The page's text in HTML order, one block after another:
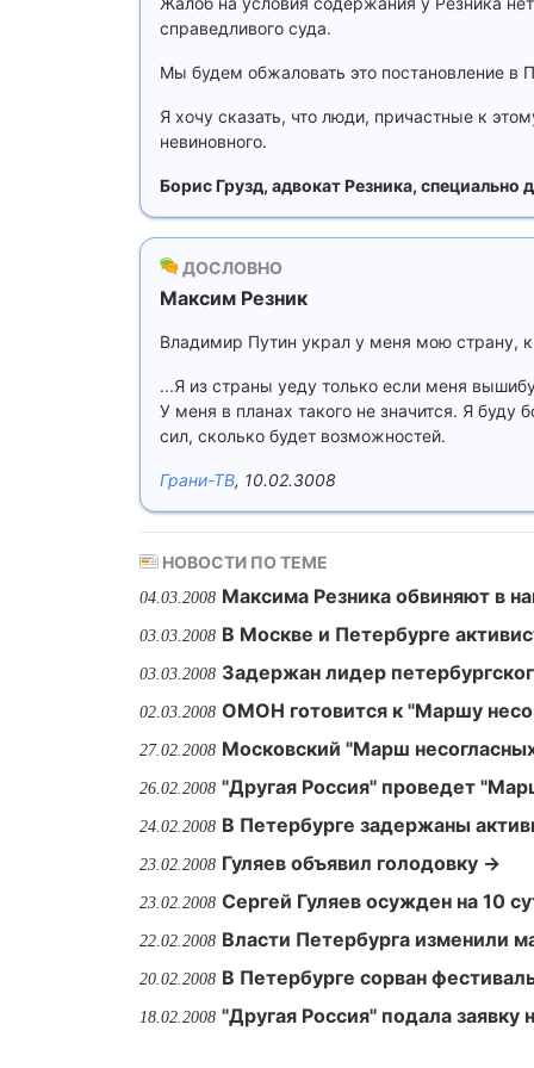
справедливого суда.
Мы будем обжаловать это постановление в
Я хочу сказать, что люди, причастные к
невиновного.
Борис Грузд, адвокат Резника, специально
ДОСЛОВНО
Максим Резник
Владимир Путин украл у меня мою страну,
...Я из страны уеду только если меня
У меня в планах такого не значится. Я буду
сил, сколько будет возможностей.
Грани-ТВ, 10.02.3008
НОВОСТИ ПО ТЕМЕ
04.03.2008 Максима Резника обвиняют в
03.03.2008 В Москве и Петербурге
03.03.2008 Задержан лидер
02.03.2008 ОМОН готовится к "Маршу
27.02.2008 Московский "Марш
26.02.2008 "Другая Россия" проведет
24.02.2008 В Петербурге задержаны
23.02.2008 Гуляев объявил голодовку →
23.02.2008 Сергей Гуляев осужден на 10
22.02.2008 Власти Петербурга изменили
20.02.2008 В Петербурге сорван
18.02.2008 "Другая Россия" подала